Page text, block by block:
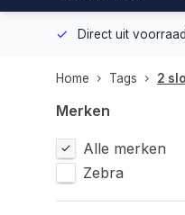
Direct uit
Home Tags 2
Merken
Alle merken
Zebra